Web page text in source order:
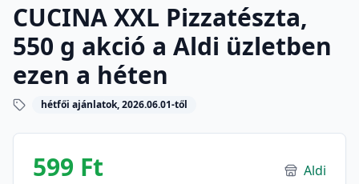
CUCINA XXL Pizzatészta,
550 g akció a Aldi üzletben
ezen a héten
hétfői ajánlatok, 2026.06.01-től
599 Ft Aldi